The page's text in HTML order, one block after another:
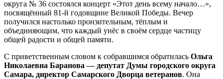
округа № 36 состоялся концерт «Этот день всему начало…»,
посвящённый 81-й годовщине Великой Победы. Вечер
получился настолько пронзительным, тёплым и
объединяющим, что каждый унёс в своём сердце частицу
общей радости и общей памяти.
С приветственным словом к собравшимся обратилась Ольга
Николаевна Баранова — депутат Думы городского округа
Самара, директор Самарского Дворца ветеранов. Она